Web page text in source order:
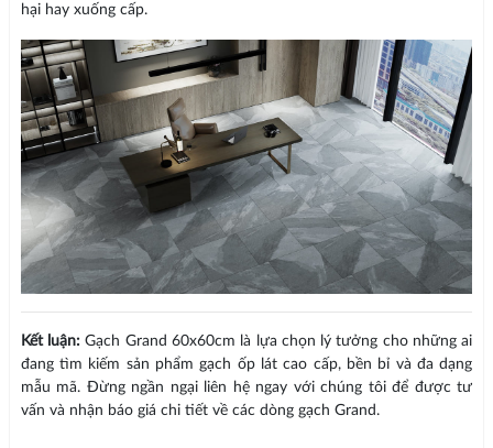
hại hay xuống cấp.
Kết luận:Gạch Grand 60x60cm là lựa chọn lý tưởng cho những ai
đang tìm kiếm sản phẩm gạch ốp lát cao cấp, bền bỉ và đa dạng
mẫu mã. Đừng ngần ngại liên hệ ngay với chúng tôi để được tư
vấn và nhận báo giá chi tiết về các dòng gạch Grand.